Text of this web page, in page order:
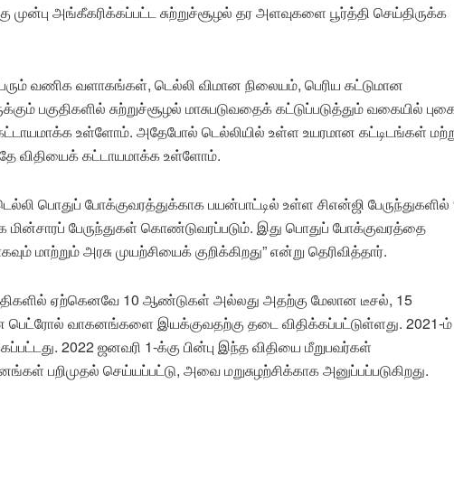
அங்கீகரிக்கப்பட்ட சுற்றுச்சூழல் தர அளவுகளை பூர்த்தி செய்திருக்க
வணிக வளாகங்கள், டெல்லி விமான நிலையம், பெரிய கட்டுமான
பகுதிகளில் சுற்றுச்சூழல் மாசுபடுவதைக் கட்டுப்படுத்தும் வகையில்
கட்டாயமாக்க உள்ளோம். அதேபோல் டெல்லியில் உள்ள உயரமான கட்டிடங்கள்
விதியைக் கட்டாயமாக்க உள்ளோம்.
பொதுப் போக்குவரத்துக்காக பயன்பாட்டில் உள்ள சிஎன்ஜி பேருந்துகளில்
பேருந்துகள் கொண்டுவரப்படும். இது பொதுப் போக்குவரத்தை
மாற்றும் அரசு முயற்சியைக் குறிக்கிறது” என்று தெரிவித்தார்.
ஏற்கெனவே 10 ஆண்டுகள் அல்லது அதற்கு மேலான டீசல், 15
வாகனங்களை இயக்குவதற்கு தடை விதிக்கப்பட்டுள்ளது. 2021-ம்
2022 ஜனவரி 1-க்கு பின்பு இந்த விதியை மீறுபவர்கள்
பறிமுதல் செய்யப்பட்டு, அவை மறுசுழற்சிக்காக அனுப்பப்படுகிறது.